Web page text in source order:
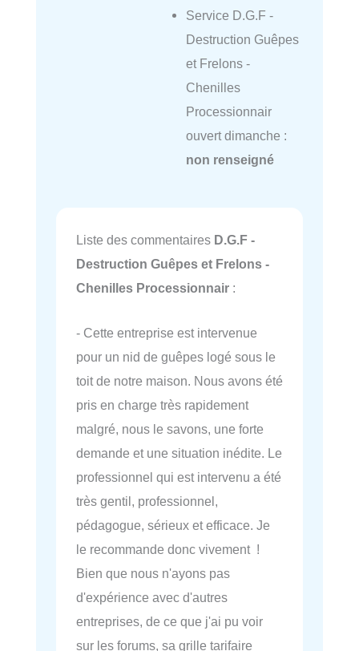
Service D.G.F -
Destruction Guêpes
et Frelons -
Chenilles
Processionnair
ouvert dimanche :
non renseigné
Liste des commentaires D.G.F -
Destruction Guêpes et Frelons -
Chenilles Processionnair :
- Cette entreprise est intervenue
pour un nid de guêpes logé sous le
toit de notre maison. Nous avons été
pris en charge très rapidement
malgré, nous le savons, une forte
demande et une situation inédite. Le
professionnel qui est intervenu a été
très gentil, professionnel,
pédagogue, sérieux et efficace. Je
le recommande donc vivement !
Bien que nous n'ayons pas
d'expérience avec d'autres
entreprises, de ce que j'ai pu voir
sur les forums, sa grille tarifaire